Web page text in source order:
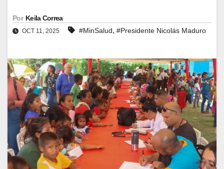
Por Keila Correa
OCT 11, 2025 #MinSalud, #Presidente Nicolás Maduro